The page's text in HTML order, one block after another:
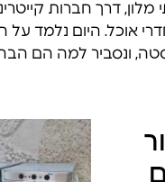
דרך חברות
אוכל. היום נלמד על
ונסביר למה הם